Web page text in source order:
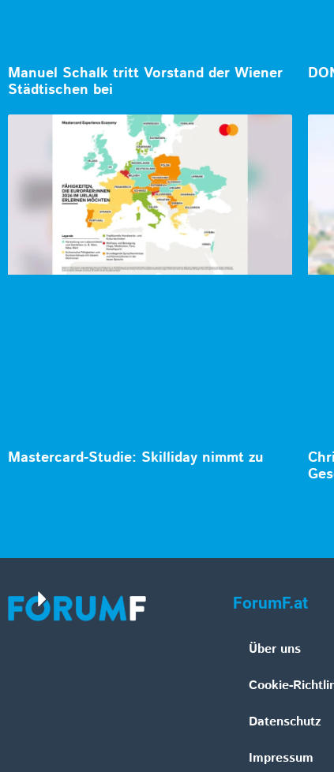
Manuel Schalk tritt Vorstand der Wiener
Städtischen bei
Mastercard-Studie: Skilliday nimmt zu
ForumF.at
Über uns
Cookie-
Datenschutz
Impressum